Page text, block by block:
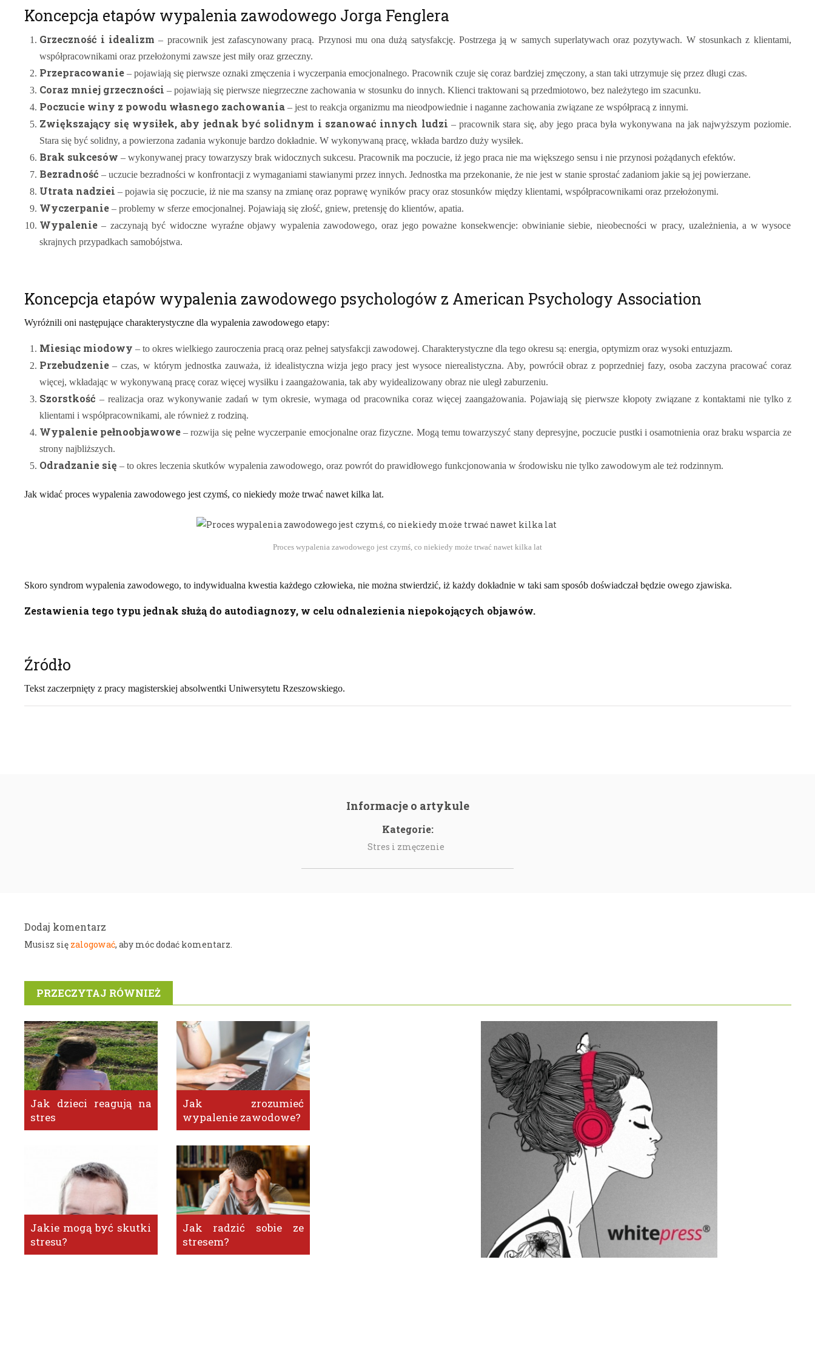
Koncepcja etapów wypalenia zawodowego Jorga Fenglera
Grzeczność i idealizm – pracownik jest zafascynowany pracą. Przynosi mu ona dużą satysfakcję. Postrzega ją w samych superlatywach oraz pozytywach. W stosunkach z klientami,
współpracownikami oraz przełożonymi zawsze jest miły oraz grzeczny.
Przepracowanie– pojawiają się pierwsze oznaki zmęczenia i wyczerpania emocjonalnego. Pracownik czuje się coraz bardziej zmęczony, a stan taki utrzymuje się przez długi czas.
Coraz mniej grzeczności – pojawiają się pierwsze niegrzeczne zachowania w stosunku do innych. Klienci traktowani są przedmiotowo, bez należytego im szacunku.
Poczucie winy z powodu własnego zachowania– jest to reakcja organizmu ma nieodpowiednie i naganne zachowania związane ze współpracą z innymi.
Zwiększający się wysiłek, aby jednak być solidnym i szanować innych ludzi – pracownik stara się, aby jego praca była wykonywana na jak najwyższym poziomie.
Stara się być solidny, a powierzona zadania wykonuje bardzo dokładnie. W wykonywaną pracę, wkłada bardzo duży wysiłek.
Brak sukcesów – wykonywanej pracy towarzyszy brak widocznych sukcesu. Pracownik ma poczucie, iż jego praca nie ma większego sensu i nie przynosi pożądanych efektów.
Bezradność – uczucie bezradności w konfrontacji z wymaganiami stawianymi przez innych. Jednostka ma przekonanie, że nie jest w stanie sprostać zadaniom jakie są jej powierzane.
Utrata nadziei – pojawia się poczucie, iż nie ma szansy na zmianę oraz poprawę wyników pracy oraz stosunków między klientami, współpracownikami oraz przełożonymi.
Wyczerpanie– problemy w sferze emocjonalnej. Pojawiają się złość, gniew, pretensję do klientów, apatia.
Wypalenie– zaczynają być widoczne wyraźne objawy wypalenia zawodowego, oraz jego poważne konsekwencje: obwinianie siebie, nieobecności w pracy, uzależnienia, a w wysoce
skrajnych przypadkach samobójstwa.
Koncepcja etapów wypalenia zawodowego psychologów z American Psychology Association
Wyróżnili oni następujące charakterystyczne dla wypalenia zawodowego etapy:
Miesiąc miodowy – to okres wielkiego zauroczenia pracą oraz pełnej satysfakcji zawodowej. Charakterystyczne dla tego okresu są: energia, optymizm oraz wysoki entuzjazm.
Przebudzenie– czas, w którym jednostka zauważa, iż idealistyczna wizja jego pracy jest wysoce nierealistyczna. Aby, powrócił obraz z poprzedniej fazy, osoba zaczyna pracować coraz
więcej, wkładając w wykonywaną pracę coraz więcej wysiłku i zaangażowania, tak aby wyidealizowany obraz nie uległ zaburzeniu.
Szorstkość – realizacja oraz wykonywanie zadań w tym okresie, wymaga od pracownika coraz więcej zaangażowania. Pojawiają się pierwsze kłopoty związane z kontaktami nie tylko z
klientami i współpracownikami, ale również z rodziną.
Wypalenie pełnoobjawowe– rozwija się pełne wyczerpanie emocjonalne oraz fizyczne. Mogą temu towarzyszyć stany depresyjne, poczucie pustki i osamotnienia oraz braku wsparcia ze
strony najbliższych.
Odradzanie się – to okres leczenia skutków wypalenia zawodowego, oraz powrót do prawidłowego funkcjonowania w środowisku nie tylko zawodowym ale też rodzinnym.
Jak widać proces wypalenia zawodowego jest czymś, co niekiedy może trwać nawet kilka lat.
Proces wypalenia zawodowego jest czymś, co niekiedy może trwać nawet kilka lat
Skoro syndrom wypalenia zawodowego, to indywidualna kwestia każdego człowieka, nie można stwierdzić, iż każdy dokładnie w taki sam sposób doświadczał będzie owego zjawiska.
Zestawienia tego typu jednak służą do autodiagnozy, w celu odnalezienia niepokojących objawów.
Źródło
Tekst zaczerpnięty z pracy magisterskiej absolwentki Uniwersytetu Rzeszowskiego.
Informacje o artykule
Kategorie:
Stres i zmęczenie
Dodaj komentarz
Musisz się zalogować, aby móc dodać komentarz.
PRZECZYTAJ RÓWNIEŻ
Jak dzieci reagują na
stres
Jak zrozumieć
wypalenie zawodowe?
Jakie mogą być skutki
stresu?
Jak radzić sobie ze
stresem?